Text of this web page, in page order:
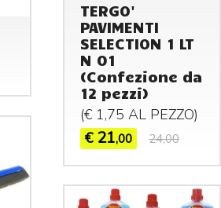
TERGO'
PAVIMENTI
SELECTION 1 LT
N 01
(Confezione da
12 pezzi)
(€ 1,75 AL PEZZO)
€ 21,00 24,00